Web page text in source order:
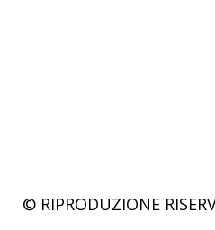
© RIPRODUZIONE